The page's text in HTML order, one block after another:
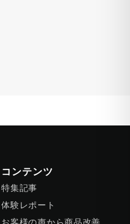
コンテンツ
特集記事
体験レポート